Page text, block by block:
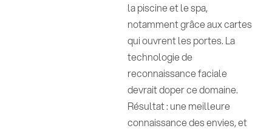
la piscine et le spa,
notamment grâce aux cartes
qui ouvrent les portes. La
technologie de
reconnaissance faciale
devrait doper ce domaine.
Résultat : une meilleure
connaissance des envies, et